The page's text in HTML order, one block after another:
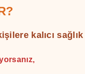
kalıcı sağlık